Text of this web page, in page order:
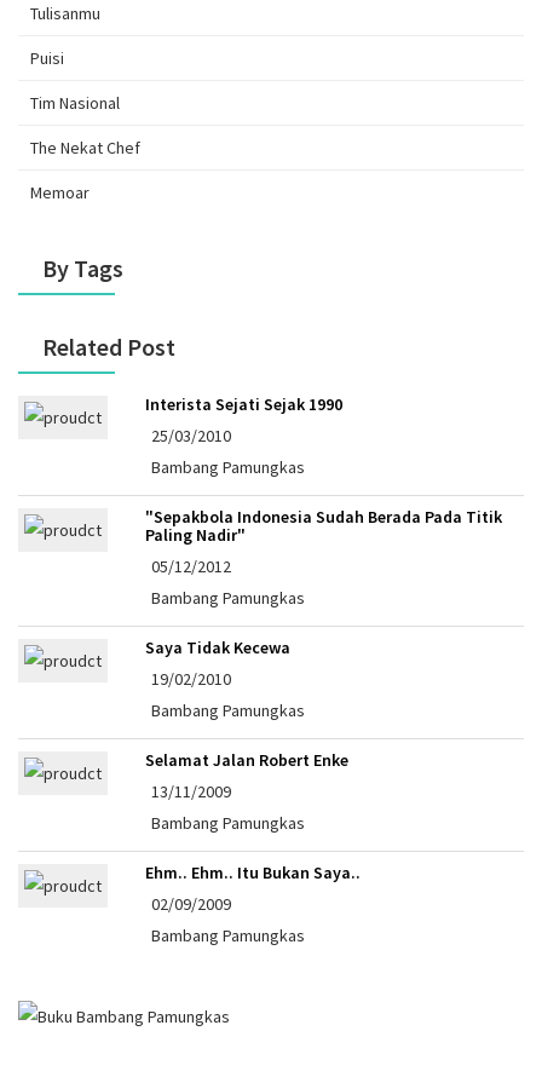
Tulisanmu
Puisi
Tim Nasional
The Nekat Chef
Memoar
By Tags
Related Post
Interista Sejati Sejak 1990
25/03/2010
Bambang Pamungkas
"Sepakbola Indonesia Sudah Berada Pada Titik
Paling Nadir"
05/12/2012
Bambang Pamungkas
Saya Tidak Kecewa
19/02/2010
Bambang Pamungkas
Selamat Jalan Robert Enke
13/11/2009
Bambang Pamungkas
Ehm.. Ehm.. Itu Bukan Saya..
02/09/2009
Bambang Pamungkas